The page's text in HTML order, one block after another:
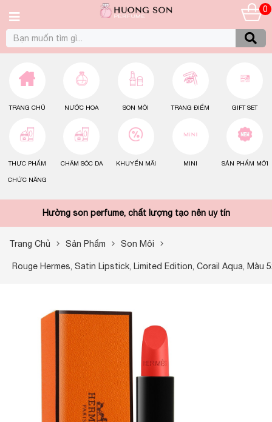
0
TRANG CHỦ NƯỚC HOA SON MÔI TRANG ĐIỂM GIFT SET
THỰC PHẨM
CHỨC NĂNG
CHĂM SÓC DA KHUYẾN MÃI MINI SẢN PHẨM MỚI
Hường son perfume, chất lượng tạo nên uy tín
Trang Chủ Sản Phẩm Son Môi
Rouge Hermes, Satin Lipstick, Limited Edition, Corail Aqua, Màu